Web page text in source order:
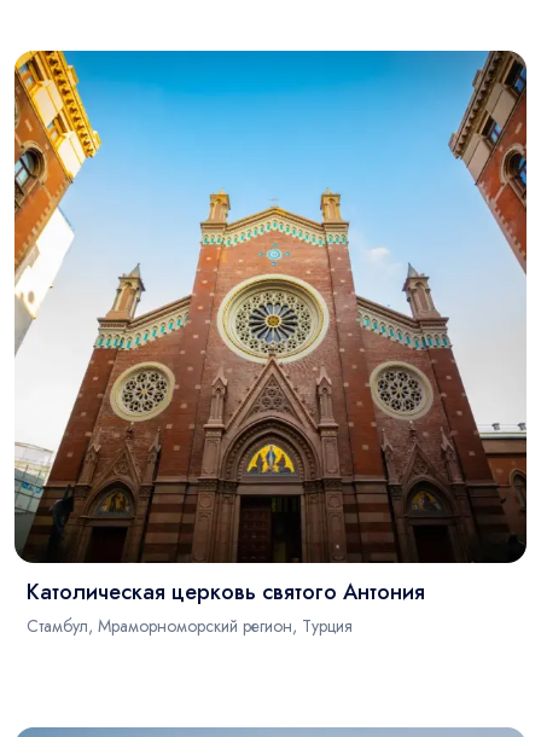
Католическая церковь святого Антония
Стамбул, Мраморноморский регион, Турция